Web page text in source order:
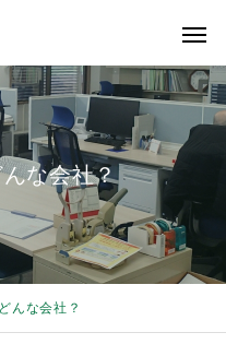
道路・その
な会社？
んな会社？